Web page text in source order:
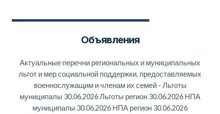
Объявления
Актуальные перечни региональных и муниципальных
льгот и мер социальной поддержки, предоставляемых
военнослужащим и членам их семей - Льготы
муниципалы 30.06.2026 Льготы регион 30.06.2026 НПА
муниципалы 30.06.2026 НПА регион 30.06.2026